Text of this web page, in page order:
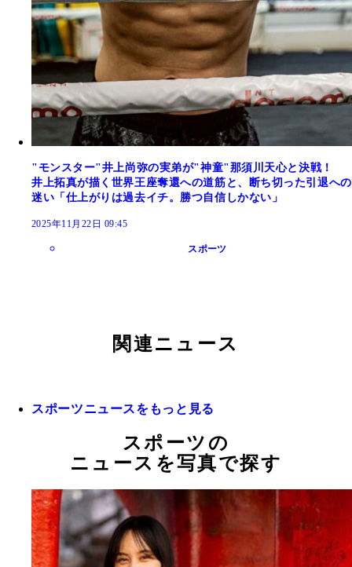
"モンスター"井上尚弥の実弟が"神童"那須川天心と決戦！
井上拓真が描く世界王座奪還への道筋と、断ち切った引退への
迷い「仕上がりは過去イチ。勝つ自信しかない」
2025年11月22日 09:45
スポーツ
関連ニュース
スポーツニュースをもっと見る
スポーツの
ニュースを写真で探す